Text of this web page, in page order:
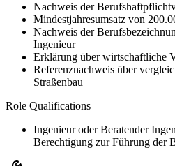
Nachweis der
Mindestjahresumsatz von
Nachweis der
Ingenieur
Erklärung über wirtschaftliche
Referenznachweis über
Straßenbau
Role Qualifications
Ingenieur oder Beratender
Berechtigung zur Führung der